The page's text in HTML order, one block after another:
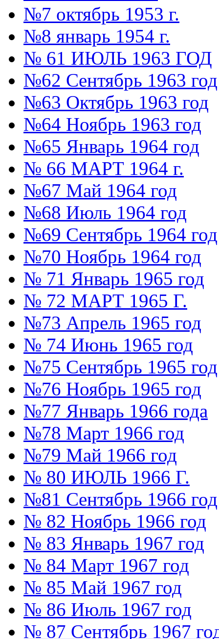
№7 октябрь 1953 г.
№8 январь 1954 г.
№ 61 ИЮЛЬ 1963 ГОД
№62 Сентябрь 1963 год
№63 Октябрь 1963 год
№64 Ноябрь 1963 год
№65 Январь 1964 год
№ 66 МАРТ 1964 г.
№67 Май 1964 год
№68 Июль 1964 год
№69 Сентябрь 1964 год
№70 Ноябрь 1964 год
№ 71 Январь 1965 год
№ 72 МАРТ 1965 Г.
№73 Апрель 1965 год
№ 74 Июнь 1965 год
№75 Сентябрь 1965 год
№76 Ноябрь 1965 год
№77 Январь 1966 года
№78 Март 1966 год
№79 Май 1966 год
№ 80 ИЮЛЬ 1966 Г.
№81 Сентябрь 1966 год
№ 82 Ноябрь 1966 год
№ 83 Январь 1967 год
№ 84 Март 1967 год
№ 85 Май 1967 год
№ 86 Июль 1967 год
№ 87 Сентябрь 1967